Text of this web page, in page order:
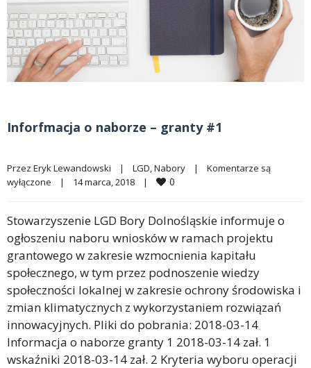
Inforfmacja o naborze – granty #1
Przez Eryk Lewandowski | LGD Nabory |
Komentarze są
wyłączone
| 14 marca, 2018 | 0
Stowarzyszenie LGD Bory Dolnośląskie informuje o
ogłoszeniu naboru wniosków w ramach projektu
grantowego w zakresie wzmocnienia kapitału
społecznego, w tym przez podnoszenie wiedzy
społeczności lokalnej w zakresie ochrony środowiska i
zmian klimatycznych z wykorzystaniem rozwiązań
innowacyjnych. Pliki do pobrania: 2018-03-14
Informacja o naborze granty 1 2018-03-14 zał. 1
wskaźniki 2018-03-14 zał. 2 Kryteria wyboru operacji